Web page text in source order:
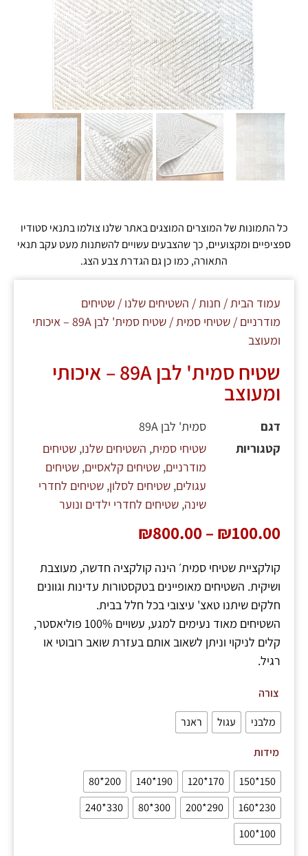
כל התמונות של המוצרים המוצגים באתר שלנו צולמו בתנאי סטודיו
ספציפיים ומקצועיים, כך שהצבעים עשויים להשתנות מעט עקב תנאי
התאורה, כמו כן גם הגדרת צבע הצג.
עמוד הבית/ חנות/ השטיחים שלנו / שטיחים
מודרניים / שטיחי סמית
/ שטיח סמית' לבן 89A – איכותי
ומעוצב
שטיח סמית' לבן 89A – איכותי
ומעוצב
דגם
סמית' לבן 89A
קטגוריות
שטיחי סמית, השטיחים שלנו, שטיחים
מודרניים, שטיחים קלאסיים, שטיחים
עגולים, שטיחים לסלון, שטיחים לחדרי
שינה, שטיחים לחדרי ילדים ונוער
₪100.00
–
₪800.00
קולקציית שטיחי סמית׳ הינה קולקציה חדשה, מעוצבת
ושיקית. השטיחים מאופיינים בטקסטורות עדינות וגוונים
חלקים שיתנו טאצ' עיצובי בכל חלל בבית.
השטיחים מאוד נעימים למגע, עשויים 100% פוליאסטר,
קלים לניקוי וניתן לשאוב אותם בעזרת שואב רובוטי או
רגיל.
צורה
מלבני
עגול ראנר
מידות
150*150
170*120
190*140
200*80
230*160
290*200
300*80
330*240
100*100